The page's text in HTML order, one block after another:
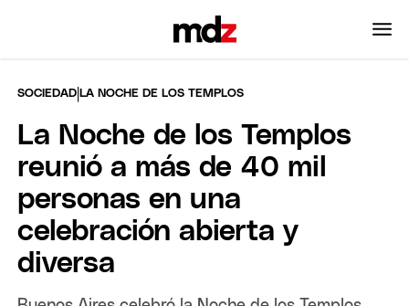
SOCIEDAD |LA NOCHE DE LOS TEMPLOS
La Noche de los Templos
reunió a más de 40 mil
personas en una
celebración abierta y
diversa